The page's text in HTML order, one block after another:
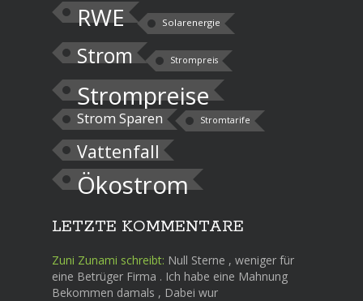
RWE Solarenergie
Strom Strompreis
Strompreise
Strom Sparen Stromtarife
Vattenfall
Ökostrom
LETZTE KOMMENTARE
Zuni Zunami schreibt: Null Sterne , weniger für
eine Betrüger Firma . Ich habe eine Mahnung
Bekommen damals , Dabei wur